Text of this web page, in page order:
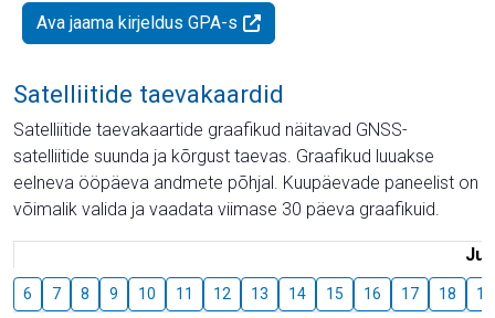
Ava jaama kirjeldus GPA-s
Satelliitide taevakaardid
Satelliitide taevakaartide graafikud näitavad GNSS-
satelliitide suunda ja kõrgust taevas. Graafikud luuakse
eelneva ööpäeva andmete põhjal. Kuupäevade paneelist on
võimalik valida ja vaadata viimase 30 päeva graafikuid.
6 7 8 9 10 11 12 13 14 15 16 17 18 19